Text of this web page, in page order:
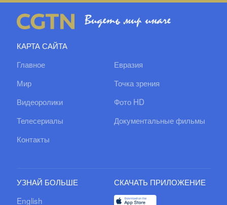
боятся рисков и вызовов, всем сердцем служат
народу, оберегая мирную жизнь и благополучие
населения.
КАРТА САЙТА
Главное
Евразия
Мир
Точка зрения
Видеоролики
Фото HD
Телесериалы
Документальные фильмы
Контакты
УЗНАЙ БОЛЬШЕ
English
СКАЧАТЬ ПРИЛОЖЕНИЕ